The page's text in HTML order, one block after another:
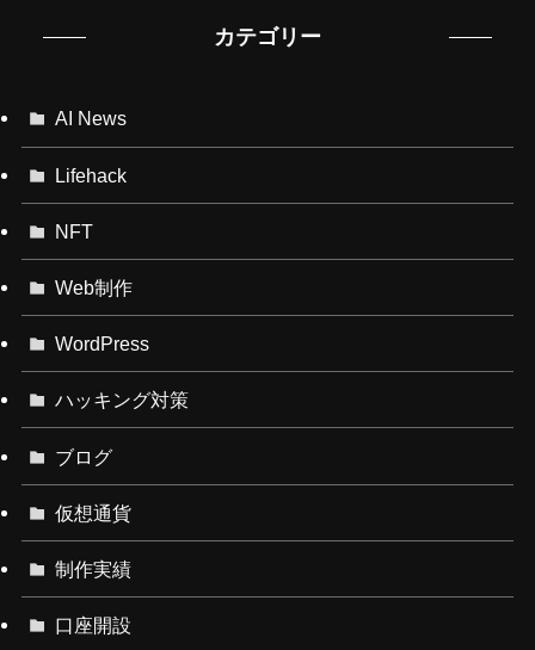
カテゴリー
AI News
Lifehack
NFT
Web制作
WordPress
ハッキング対策
ブログ
仮想通貨
制作実績
口座開設